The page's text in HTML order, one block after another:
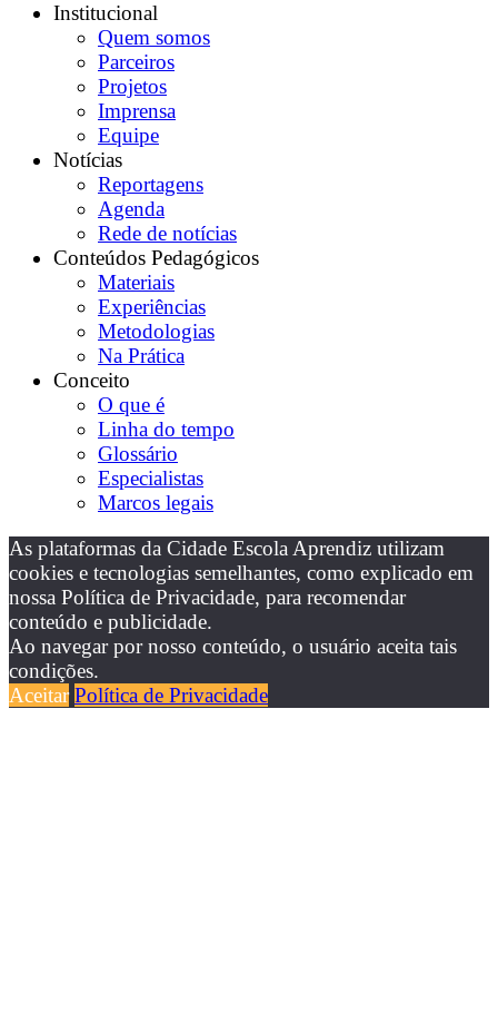
Institucional
Quem somos
Parceiros
Projetos
Imprensa
Equipe
Notícias
Reportagens
Agenda
Rede de notícias
Conteúdos Pedagógicos
Materiais
Experiências
Metodologias
Na Prática
Conceito
O que é
Linha do tempo
Glossário
Especialistas
Marcos legais
As plataformas da Cidade Escola Aprendiz utilizam
cookies e tecnologias semelhantes, como explicado em
nossa Política de Privacidade, para recomendar
conteúdo e publicidade.
Ao navegar por nosso conteúdo, o usuário aceita tais
condições.
Aceitar Política de Privacidade